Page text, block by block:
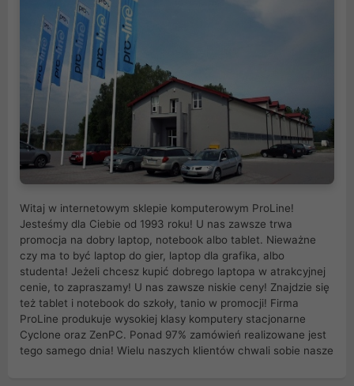
Witaj w internetowym sklepie komputerowym ProLine!
Jesteśmy dla Ciebie od 1993 roku! U nas zawsze trwa
promocja na dobry laptop, notebook albo tablet. Nieważne
czy ma to być laptop do gier, laptop dla grafika, albo
studenta! Jeżeli chcesz kupić dobrego laptopa w atrakcyjnej
cenie, to zapraszamy! U nas zawsze niskie ceny! Znajdzie się
też tablet i notebook do szkoły, tanio w promocji! Firma
ProLine produkuje wysokiej klasy komputery stacjonarne
Cyclone oraz ZenPC. Ponad 97% zamówień realizowane jest
tego samego dnia! Wielu naszych klientów chwali sobie nasze